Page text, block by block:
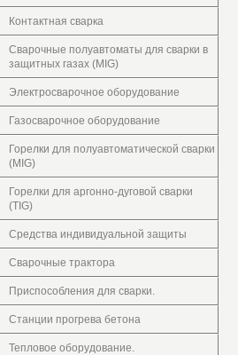
Контактная сварка
Сварочные полуавтоматы для сварки в
защитных газах (MIG)
Электросварочное оборудование
Газосварочное оборудование
Горелки для полуавтоматической сварки
(MIG)
Горелки для аргонно-дуговой сварки
(TIG)
Средства индивидуальной защиты
Сварочные трактора
Приспособления для сварки.
Станции прогрева бетона
Тепловое оборудование.